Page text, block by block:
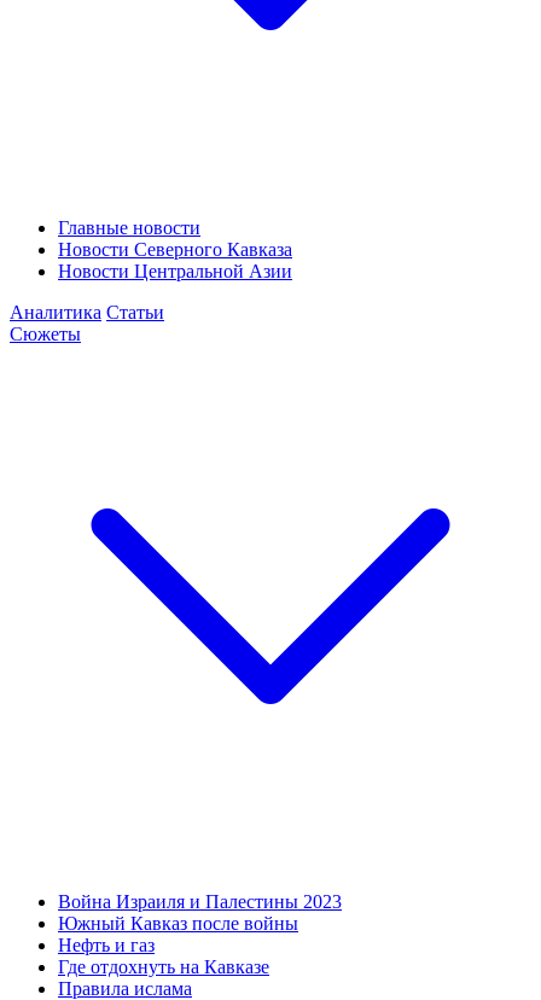
Главные новости
Новости Северного Кавказа
Новости Центральной Азии
Аналитика Статьи
Сюжеты
Война Израиля и Палестины 2023
Южный Кавказ после войны
Нефть и газ
Где отдохнуть на Кавказе
Правила ислама